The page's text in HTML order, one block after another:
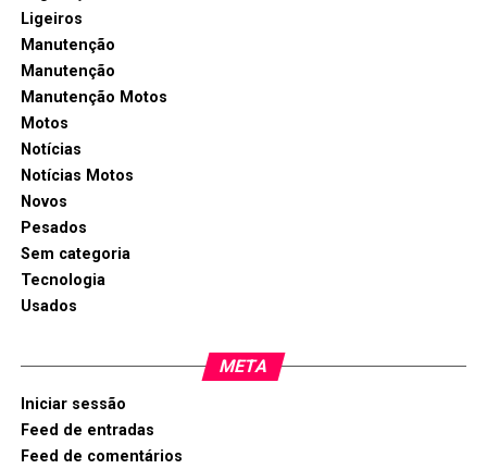
Ligeiros
Manutenção
Manutenção
Manutenção Motos
Motos
Notícias
Notícias Motos
Novos
Pesados
Sem categoria
Tecnologia
Usados
META
Iniciar sessão
Feed de entradas
Feed de comentários